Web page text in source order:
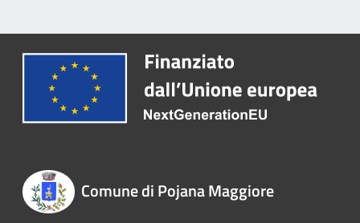
Comune di Pojana Maggiore